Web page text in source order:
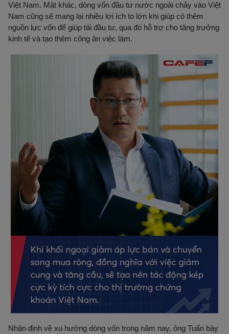
Việt Nam. Mặt khác, dòng vốn đầu tư nước ngoài chảy vào Việt
Nam cũng sẽ mang lại nhiều lợi ích to lớn khi giúp có thêm
nguồn lực vốn để giúp tái đầu tư, qua đó hỗ trợ cho tăng trưởng
kinh tế và tạo thêm công ăn việc làm.
Nhận định về xu hướng dòng vốn trong năm nay, ông Tuấn bày